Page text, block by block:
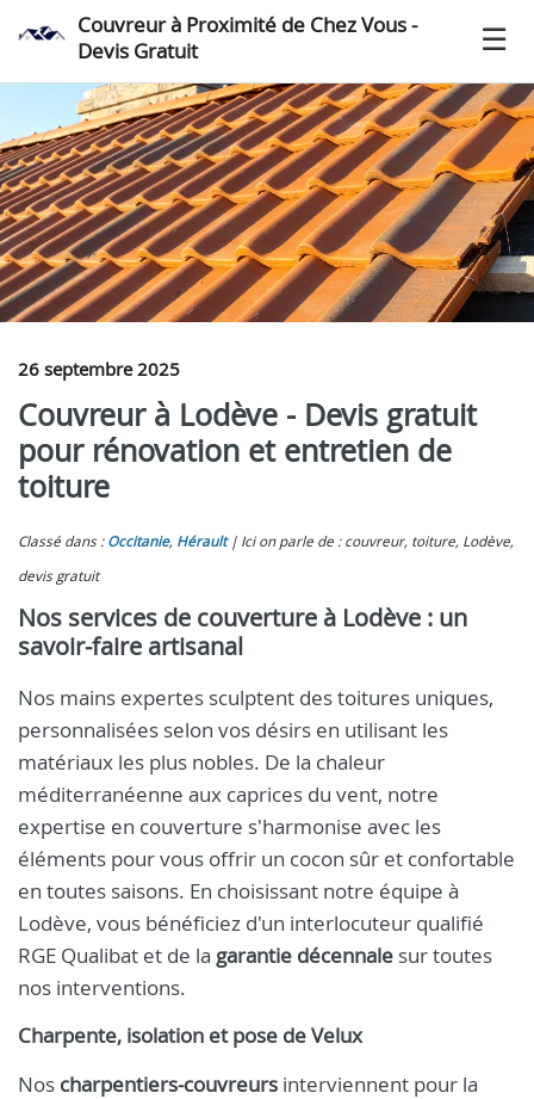
Couvreur à Proximité de Chez Vous -
Devis Gratuit
26 septembre 2025
Couvreur à Lodève - Devis gratuit
pour rénovation et entretien de
toiture
Classé dans : Occitanie, Hérault
Ici on parle de : couvreur, toiture, Lodève,
devis gratuit
Nos services de couverture à Lodève : un
savoir-faire artisanal
Nos mains expertes sculptent des toitures uniques,
personnalisées selon vos désirs en utilisant les
matériaux les plus nobles. De la chaleur
méditerranéenne aux caprices du vent, notre
expertise en couverture s'harmonise avec les
éléments pour vous offrir un cocon sûr et confortable
en toutes saisons. En choisissant notre équipe à
Lodève, vous bénéficiez d'un interlocuteur qualifié
RGE Qualibat et de la garantie décennale sur toutes
nos interventions.
Charpente, isolation et pose de Velux
Nos charpentiers-couvreurs interviennent pour la